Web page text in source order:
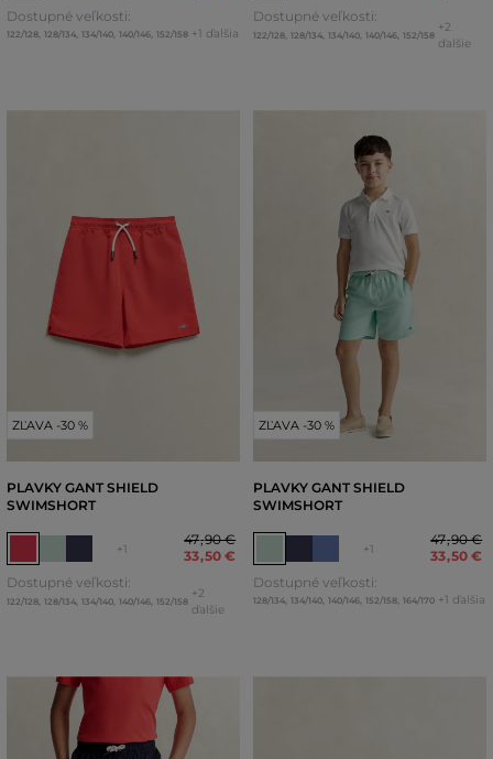
Dostupné veľkosti:
122/128, 128/134, 134/140, 140/146, 152/158 +1 ďalšia
Dostupné veľkosti:
122/128, 128/134, 134/140, 140/146, 152/158
+2
ďalšie
ZĽAVA -30 %
PLAVKY GANT SHIELD
SWIMSHORT
+1
47,90 €
33,50 €
Dostupné veľkosti:
122/128, 128/134, 134/140, 140/146, 152/158
+2
ďalšie
ZĽAVA -30 %
PLAVKY GANT SHIELD
SWIMSHORT
+1
47,90 €
33,50 €
Dostupné veľkosti:
128/134, 134/140, 140/146, 152/158, 164/170 +1 ďalšia